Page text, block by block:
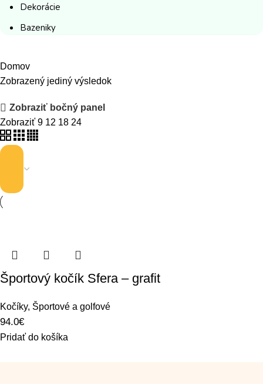
Dekorácie
Bazeniky
Domov
Zobrazený jediný výsledok
Zobraziť bočný panel
Zobraziť 9 12 18 24
Športový kočík Sfera – grafit
Kočíky, Športové a golfové
94.0€
Pridať do košíka